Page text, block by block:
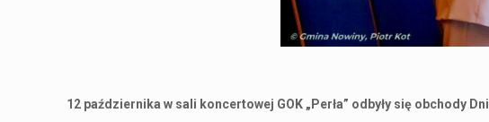
12 października w sali koncertowej GOK „Perła” odbyły się obchody